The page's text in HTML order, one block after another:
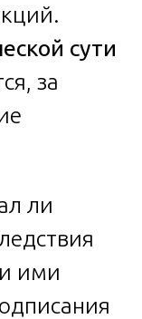
сути
за
ли
ими